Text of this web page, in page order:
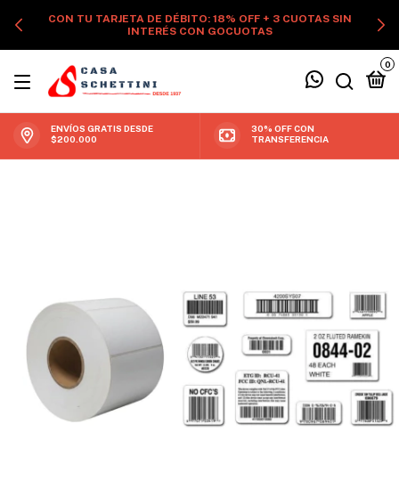
CON TU TARJETA DE DÉBITO: 18% OFF + 3 CUOTAS SIN
INTERÉS CON GOCUOTAS
0
ENVÍOS GRATIS DESDE
$200.000
30% OFF CON
TRANSFERENCIA